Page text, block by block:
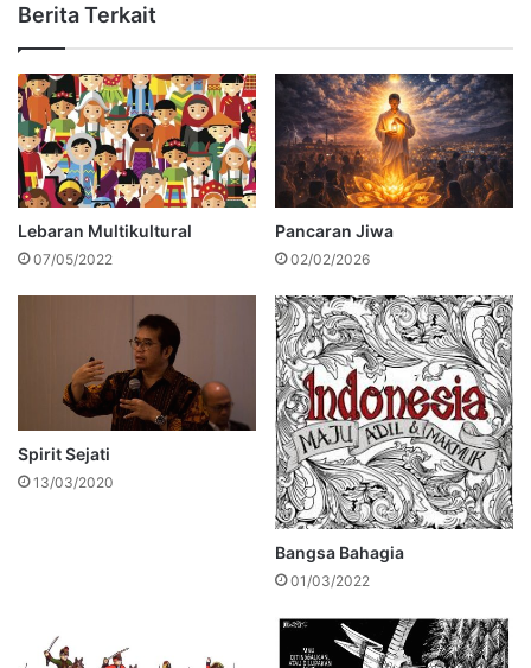
Berita Terkait
Lebaran Multikultural
07/05/2022
Pancaran Jiwa
02/02/2026
Spirit Sejati
13/03/2020
Bangsa Bahagia
01/03/2022